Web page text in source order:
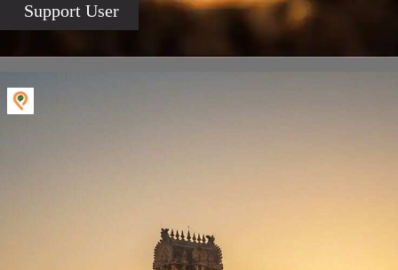
Support User